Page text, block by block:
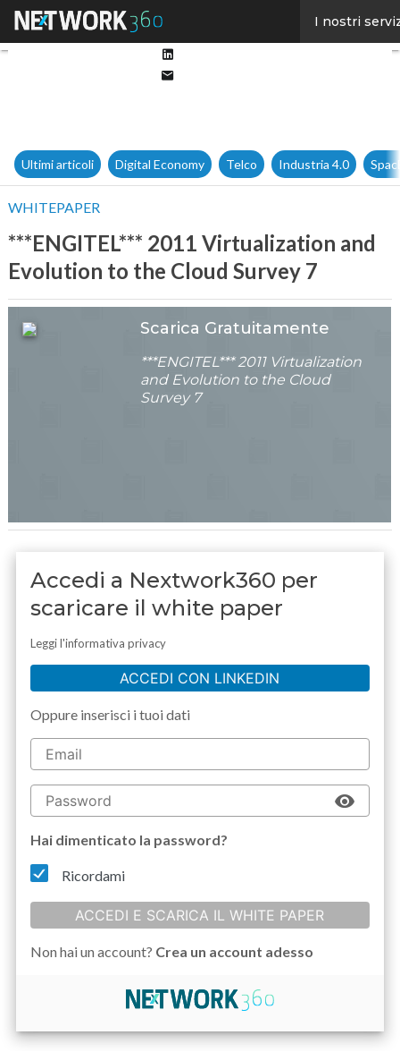
I nostri
Ultimi articoli Digital Economy Telco Industria 4.0
WHITEPAPER
***ENGITEL*** 2011 Virtualization and
Evolution to the Cloud Survey 7
Scarica Gratuitamente
***ENGITEL*** 2011 Virtualization
and Evolution to the Cloud
Survey 7
Accedi a Nextwork360 per
scaricare il white paper
Leggi l'informativa privacy
ACCEDI CON LINKEDIN
Oppure inserisci i tuoi dati
Hai dimenticato la password?
Ricordami
ACCEDI E SCARICA IL WHITE PAPER
Non hai un account? Crea un account adesso